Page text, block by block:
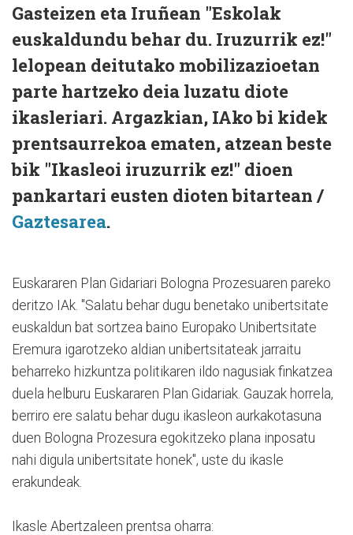
Gasteizen eta Iruñean "Eskolak
euskaldundu behar du. Iruzurrik ez!"
lelopean deitutako mobilizazioetan
parte hartzeko deia luzatu diote
ikasleriari. Argazkian, IAko bi kidek
prentsaurrekoa ematen, atzean beste
bik "Ikasleoi iruzurrik ez!" dioen
pankartari eusten dioten bitartean /
Gaztesarea.
Euskararen Plan Gidariari Bologna Prozesuaren pareko
deritzo IAk. "Salatu behar dugu benetako unibertsitate
euskaldun bat sortzea baino Europako Unibertsitate
Eremura igarotzeko aldian unibertsitateak jarraitu
beharreko hizkuntza politikaren ildo nagusiak finkatzea
duela helburu Euskararen Plan Gidariak. Gauzak horrela,
berriro ere salatu behar dugu ikasleon aurkakotasuna
duen Bologna Prozesura egokitzeko plana inposatu
nahi digula unibertsitate honek", uste du ikasle
erakundeak.
Ikasle Abertzaleen prentsa oharra: